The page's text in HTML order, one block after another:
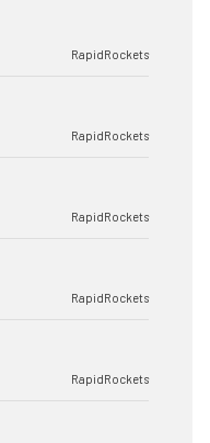
RapidRockets
RapidRockets
RapidRockets
RapidRockets
RapidRockets